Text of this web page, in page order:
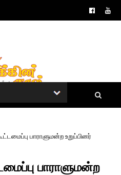
பாராளுமன்ற உறுப்பினர்
பாராளுமன்ற